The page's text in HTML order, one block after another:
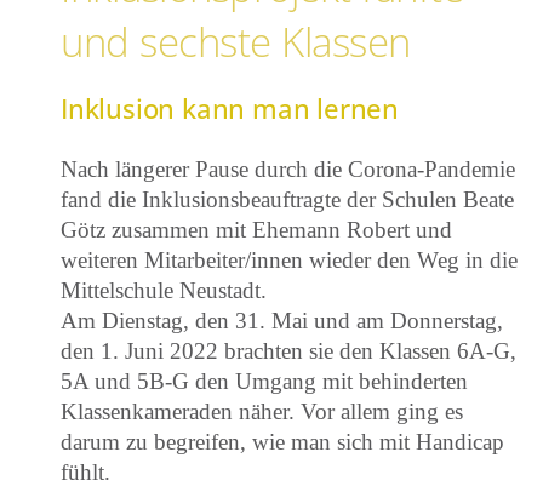
und sechste Klassen
Inklusion kann man lernen
Nach längerer Pause durch die Corona-Pandemie
fand die Inklusionsbeauftragte der Schulen Beate
Götz zusammen mit Ehemann Robert und
weiteren Mitarbeiter/innen wieder den Weg in die
Mittelschule Neustadt.
Am Dienstag, den 31. Mai und am Donnerstag,
den 1. Juni 2022 brachten sie den Klassen 6A-G,
5A und 5B-G den Umgang mit behinderten
Klassenkameraden näher. Vor allem ging es
darum zu begreifen, wie man sich mit Handicap
fühlt.